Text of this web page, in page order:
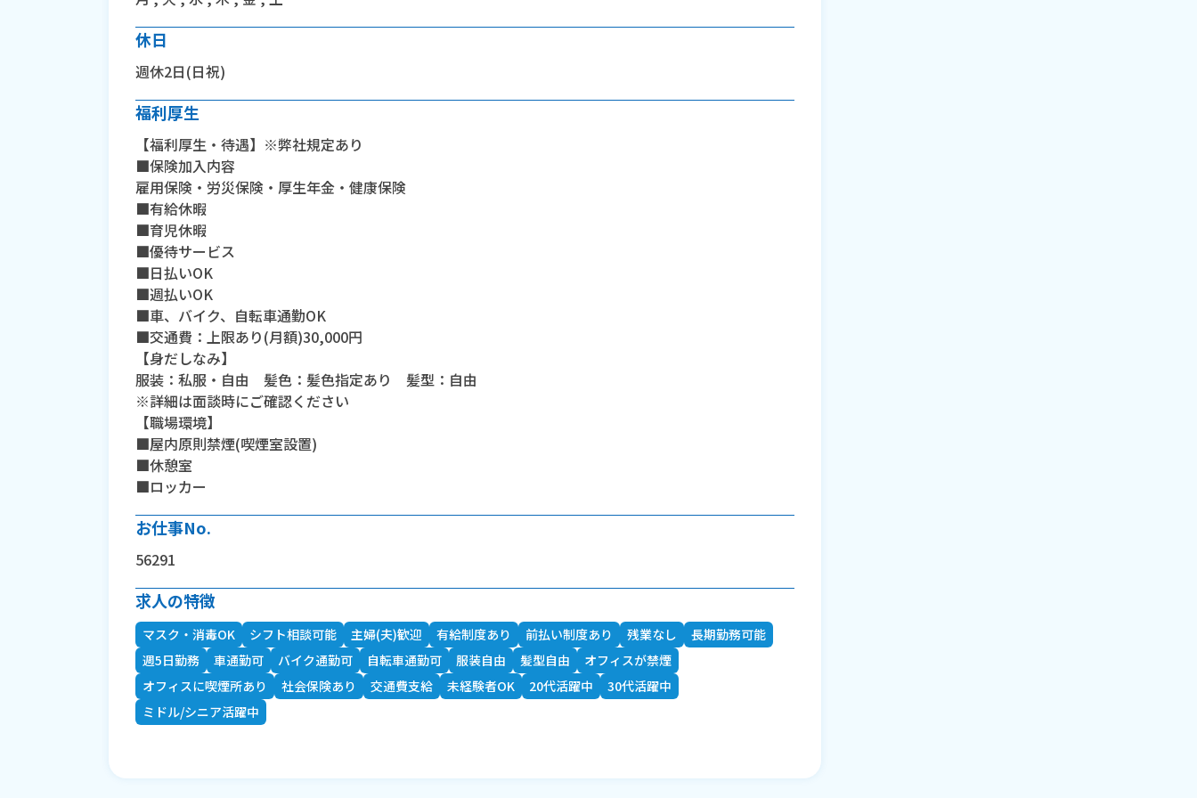
休日
週休2日(日祝)
福利厚生
【福利厚生・待遇】※弊社規定あり
■保険加入内容
雇用保険・労災保険・厚生年金・健康保険
■有給休暇
■育児休暇
■優待サービス
■日払いOK
■週払いOK
■車、バイク、自転車通勤OK
■交通費：上限あり(月額)30,000円
【身だしなみ】
服装：私服・自由 髪色：髪色指定あり 髪型：自由
※詳細は面談時にご確認ください
【職場環境】
■屋内原則禁煙(喫煙室設置)
■休憩室
■ロッカー
お仕事No.
56291
求人の特徴
マスク・消毒OK シフト相談可能 主婦(夫)歓迎 有給制度あり 前払い制度あり 残業なし
長期勤務可能
週5日勤務
車通勤可 バイク通勤可 自転車通勤可 服装自由 髪型自由
オフィスが禁煙
オフィスに喫煙所あり
社会保険あり 交通費支給 未経験者OK 20代活躍中
30代活躍中
ミドル/シニア活躍中